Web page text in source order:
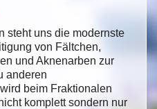
steht uns die modernste
von Fältchen,
und Aknenarben zur
anderen
beim Fraktionalen
komplett sondern nur